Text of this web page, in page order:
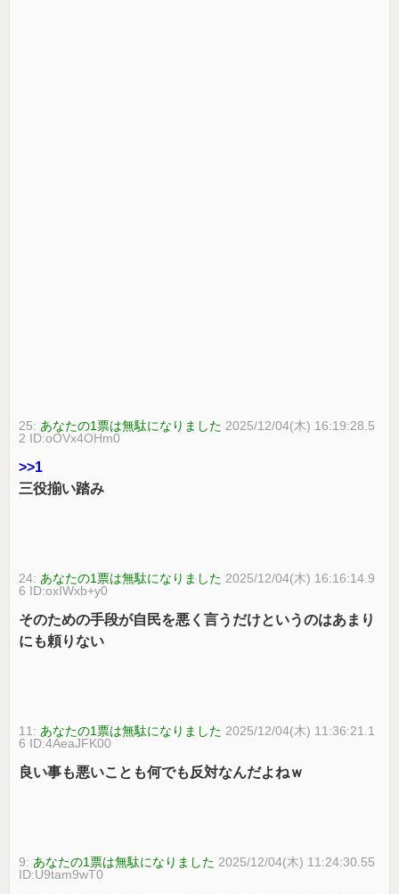
25: あなたの1票は無駄になりました 2025/12/04(木) 16:19:28.5
2 ID:oOVx4OHm0
>>1
三役揃い踏み
24: あなたの1票は無駄になりました 2025/12/04(木) 16:16:14.9
6 ID:oxIWxb+y0
そのための手段が自民を悪く言うだけというのはあまり
にも頼りない
11: あなたの1票は無駄になりました 2025/12/04(木) 11:36:21.1
6 ID:4AeaJFK00
良い事も悪いことも何でも反対なんだよねｗ
9: あなたの1票は無駄になりました 2025/12/04(木) 11:24:30.55
ID:U9tam9wT0